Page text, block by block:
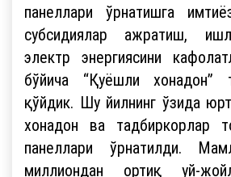
панеллари ўрнатишга
субсидиялар ажратиш,
электр энергиясини
бўйича “Қуёшли хонадон”
қўйдик. Шу йилнинг ўзида
хонадон ва тадбиркорлар
панеллари ўрнатилди.
миллиондан ортиқ уй-